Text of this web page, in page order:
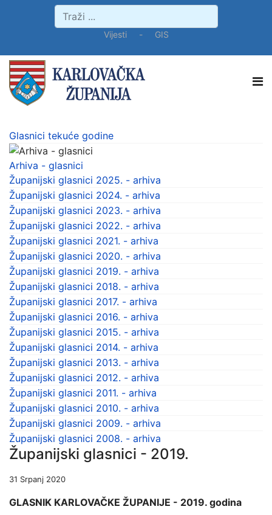
Vijesti- GIS
Glasnici tekuće godine
Arhiva - glasnici
Županijski glasnici 2025. - arhiva
Županijski glasnici 2024. - arhiva
Županijski glasnici 2023. - arhiva
Županijski glasnici 2022. - arhiva
Županijski glasnici 2021. - arhiva
Županijski glasnici 2020. - arhiva
Županijski glasnici 2019. - arhiva
Županijski glasnici 2018. - arhiva
Županijski glasnici 2017. - arhiva
Županijski glasnici 2016. - arhiva
Županijski glasnici 2015. - arhiva
Županijski glasnici 2014. - arhiva
Županijski glasnici 2013. - arhiva
Županijski glasnici 2012. - arhiva
Županijski glasnici 2011. - arhiva
Županijski glasnici 2010. - arhiva
Županijski glasnici 2009. - arhiva
Županijski glasnici 2008. - arhiva
Županijski glasnici - 2019.
31 Srpanj 2020
GLASNIK KARLOVAČKE ŽUPANIJE - 2019. godina